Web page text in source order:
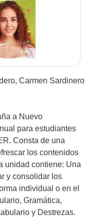
Carmen Sardinero
a Nuevo
para estudiantes
Consta de una
los contenidos
unidad contiene: Una
y consolidar los
individual o en el
Gramática,
y Destrezas.